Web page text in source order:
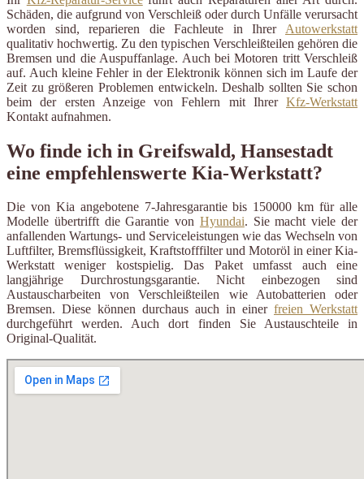
Schäden, die aufgrund von Verschleiß oder durch Unfälle verursacht
worden sind, reparieren die Fachleute in Ihrer Autowerkstatt
qualitativ hochwertig. Zu den typischen Verschleißteilen gehören die
Bremsen und die Auspuffanlage. Auch bei Motoren tritt Verschleiß
auf. Auch kleine Fehler in der Elektronik können sich im Laufe der
Zeit zu größeren Problemen entwickeln. Deshalb sollten Sie schon
beim der ersten Anzeige von Fehlern mit Ihrer Kfz-Werkstatt
Kontakt aufnahmen.
Wo finde ich in Greifswald, Hansestadt
eine empfehlenswerte Kia-Werkstatt?
Die von Kia angebotene 7-Jahresgarantie bis 150000 km für alle
Modelle übertrifft die Garantie von Hyundai. Sie macht viele der
anfallenden Wartungs- und Serviceleistungen wie das Wechseln von
Luftfilter, Bremsflüssigkeit, Kraftstofffilter und Motoröl in einer Kia-
Werkstatt weniger kostspielig. Das Paket umfasst auch eine
langjährige Durchrostungsgarantie. Nicht einbezogen sind
Austauscharbeiten von Verschleißteilen wie Autobatterien oder
Bremsen. Diese können durchaus auch in einer freien Werkstatt
durchgeführt werden. Auch dort finden Sie Austauschteile in
Original-Qualität.